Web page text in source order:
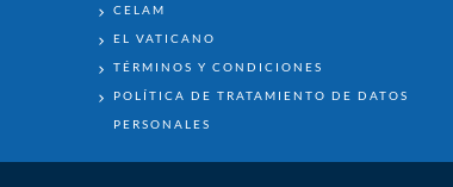
CELAM
EL VATICANO
TÉRMINOS Y CONDICIONES
POLÍTICA DE TRATAMIENTO DE DATOS
PERSONALES